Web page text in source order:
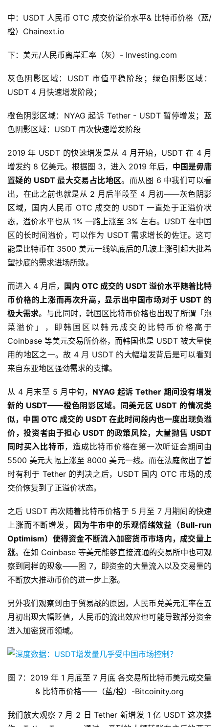
中：USDT 人民币 OTC 成交价溢价水平& 比特币价格（蓝/
橙）Chainext.io
下：美元/人民币离岸汇率（灰）- Investing.com
灰色阴影区域：USDT 市值平稳阶段；绿色阴影区域：
USDT 4 月快速增发阶段；
橙色阴影区域：NYAG 起诉 Tether - USDT 暂停增发；蓝
色阴影区域：USDT 再次快速增发阶段
2019 年 USDT 的快速增发是从 4 月开始，USDT 在 4 月
增发约 8 亿美元。根据图 3，进入 2019 年后， 中国是毋庸
置疑的 USDT 最大交易占比地区。而从图 6 中我们可以看
出，在此之前也就是从 2 月后半段至 4 月初——灰色阴影
区域，国内人民币 OTC 成交的 USDT 一直处于正溢价状
态，溢价水平也从 1% 一路上涨至 3% 左右。USDT 在中国
区的长时间溢价，可以作为 USDT 需求增长的佐证。这可
能是比特币在 3500 美元一线筑底后的几波上涨引起大批希
望抄底的需求进场所致。
而进入 4 月后，
国内 OTC 成交的 USDT 溢价水平随着比特
币价格的上涨而再次升高，显示出中国市场对于 USDT 的
极大需求。与此同时，韩国区比特币价格也出现了所谓「泡
菜溢价」，即韩国区以韩元成交的比特币价格高于
Coinbase 等美元交易所价格，而韩国也是 USDT 被大量使
用的地区之一。故 4 月 USDT 的大幅增发背后是可以看到
来自东亚地区强劲需求的支撑。
从 4 月末至 5 月中旬， NYAG 起诉 Tether 期间没有增发
新的 USDT——橙色阴影区域。
同美元区 USDT 的情况类
似，中国 OTC 成交的 USDT 在此时间段内也一度出现负溢
价，投资者由于担心 USDT 的政策风险，大量抛售 USDT
同时买入比特币，造成比特币价格在第一次听证会期间由
5500 美元大幅上涨至 8000 美元一线。而在法庭做出了暂
时有利于 Tether 的判决之后，USDT 国内 OTC 市场的成
交价恢复到了正溢价状态。
之后 USDT 再次随着比特币价格于 5 月至 7 月期间的快速
上涨而不断增发，
因为牛市中的乐观情绪效益（Bull-run
Optimism）使得资金不断流入加密货币市场内，成交量上
涨。在如 Coinbase 等美元能够直接流通的交易所中也可观
察到同样的现象——图 7，即资金的大量流入以及交易量的
不断放大推动币价的进一步上涨。
另外我们观察到由于贸易战的原因，人民币兑美元汇率在五
月初出现大幅贬值，人民币的流出效应也可能导致部分资金
进入加密货币领域。
图 7：2019 年 1 月底至 7 月底 各交易所比特币美元成交量
& 比特币价格——（蓝/橙）-Bitcoinity.org
我们放大观察 7 月 2 日 Tether 新增发 1 亿 USDT 这次操